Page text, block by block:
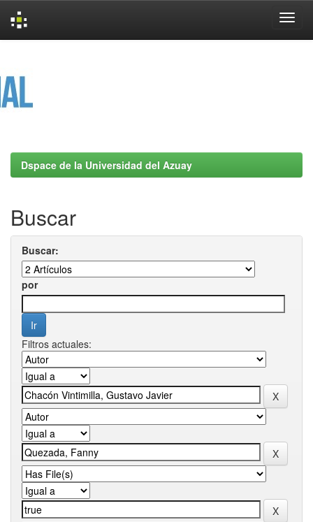
Dspace de la Universidad del Azuay
Buscar
Buscar:
por
Filtros actuales: